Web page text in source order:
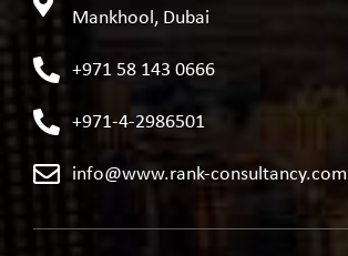
Mankhool, Dubai
+971 58 143 0666
+971-4-2986501
info@www.rank-consultancy.com